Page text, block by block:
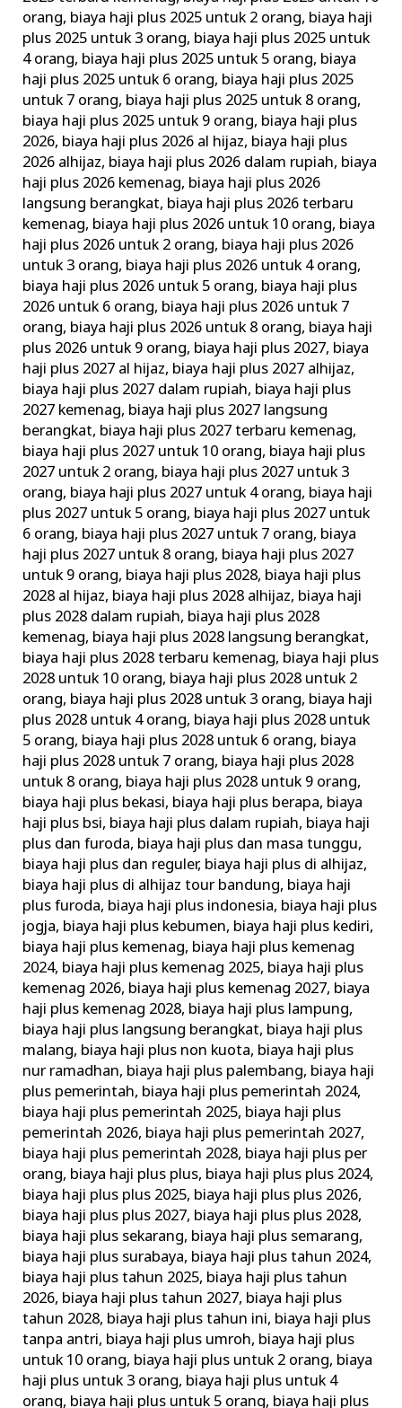
orang, biaya haji plus 2025 untuk 2 orang, biaya haji
plus 2025 untuk 3 orang, biaya haji plus 2025 untuk
4 orang, biaya haji plus 2025 untuk 5 orang, biaya
haji plus 2025 untuk 6 orang, biaya haji plus 2025
untuk 7 orang, biaya haji plus 2025 untuk 8 orang,
biaya haji plus 2025 untuk 9 orang, biaya haji plus
2026, biaya haji plus 2026 al hijaz, biaya haji plus
2026 alhijaz, biaya haji plus 2026 dalam rupiah, biaya
haji plus 2026 kemenag, biaya haji plus 2026
langsung berangkat, biaya haji plus 2026 terbaru
kemenag, biaya haji plus 2026 untuk 10 orang, biaya
haji plus 2026 untuk 2 orang, biaya haji plus 2026
untuk 3 orang, biaya haji plus 2026 untuk 4 orang,
biaya haji plus 2026 untuk 5 orang, biaya haji plus
2026 untuk 6 orang, biaya haji plus 2026 untuk 7
orang, biaya haji plus 2026 untuk 8 orang, biaya haji
plus 2026 untuk 9 orang, biaya haji plus 2027, biaya
haji plus 2027 al hijaz, biaya haji plus 2027 alhijaz,
biaya haji plus 2027 dalam rupiah, biaya haji plus
2027 kemenag, biaya haji plus 2027 langsung
berangkat, biaya haji plus 2027 terbaru kemenag,
biaya haji plus 2027 untuk 10 orang, biaya haji plus
2027 untuk 2 orang, biaya haji plus 2027 untuk 3
orang, biaya haji plus 2027 untuk 4 orang, biaya haji
plus 2027 untuk 5 orang, biaya haji plus 2027 untuk
6 orang, biaya haji plus 2027 untuk 7 orang, biaya
haji plus 2027 untuk 8 orang, biaya haji plus 2027
untuk 9 orang, biaya haji plus 2028, biaya haji plus
2028 al hijaz, biaya haji plus 2028 alhijaz, biaya haji
plus 2028 dalam rupiah, biaya haji plus 2028
kemenag, biaya haji plus 2028 langsung berangkat,
biaya haji plus 2028 terbaru kemenag, biaya haji plus
2028 untuk 10 orang, biaya haji plus 2028 untuk 2
orang, biaya haji plus 2028 untuk 3 orang, biaya haji
plus 2028 untuk 4 orang, biaya haji plus 2028 untuk
5 orang, biaya haji plus 2028 untuk 6 orang, biaya
haji plus 2028 untuk 7 orang, biaya haji plus 2028
untuk 8 orang, biaya haji plus 2028 untuk 9 orang,
biaya haji plus bekasi, biaya haji plus berapa, biaya
haji plus bsi, biaya haji plus dalam rupiah, biaya haji
plus dan furoda, biaya haji plus dan masa tunggu,
biaya haji plus dan reguler, biaya haji plus di alhijaz,
biaya haji plus di alhijaz tour bandung, biaya haji
plus furoda, biaya haji plus indonesia, biaya haji plus
jogja, biaya haji plus kebumen, biaya haji plus kediri,
biaya haji plus kemenag, biaya haji plus kemenag
2024, biaya haji plus kemenag 2025, biaya haji plus
kemenag 2026, biaya haji plus kemenag 2027, biaya
haji plus kemenag 2028, biaya haji plus lampung,
biaya haji plus langsung berangkat, biaya haji plus
malang, biaya haji plus non kuota, biaya haji plus
nur ramadhan, biaya haji plus palembang, biaya haji
plus pemerintah, biaya haji plus pemerintah 2024,
biaya haji plus pemerintah 2025, biaya haji plus
pemerintah 2026, biaya haji plus pemerintah 2027,
biaya haji plus pemerintah 2028, biaya haji plus per
orang, biaya haji plus plus, biaya haji plus plus 2024,
biaya haji plus plus 2025, biaya haji plus plus 2026,
biaya haji plus plus 2027, biaya haji plus plus 2028,
biaya haji plus sekarang, biaya haji plus semarang,
biaya haji plus surabaya, biaya haji plus tahun 2024,
biaya haji plus tahun 2025, biaya haji plus tahun
2026, biaya haji plus tahun 2027, biaya haji plus
tahun 2028, biaya haji plus tahun ini, biaya haji plus
tanpa antri, biaya haji plus umroh, biaya haji plus
untuk 10 orang, biaya haji plus untuk 2 orang, biaya
haji plus untuk 3 orang, biaya haji plus untuk 4
orang, biaya haji plus untuk 5 orang, biaya haji plus